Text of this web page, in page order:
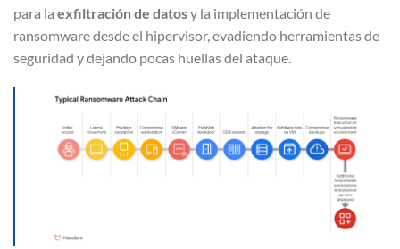
para la exfiltración de datosy la implementación de
ransomware desde el hipervisor, evadiendo herramientas de
seguridad y dejando pocas huellas del ataque.